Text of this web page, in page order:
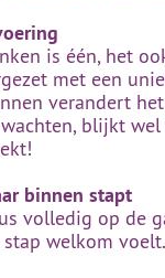
is één, het
met een
verandert
blijkt
binnen stapt
volledig op de
stap welkom